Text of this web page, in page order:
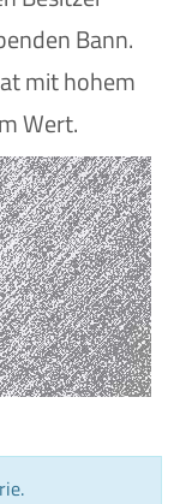
Bann.
mit hohem
Wert.